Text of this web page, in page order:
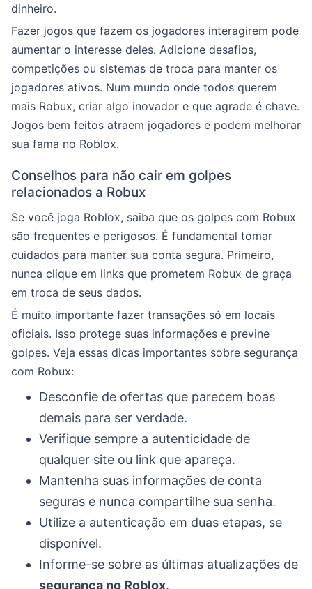
dinheiro.
Fazer jogos que fazem os jogadores interagirem pode
aumentar o interesse deles. Adicione desafios,
competições ou sistemas de troca para manter os
jogadores ativos. Num mundo onde todos querem
mais Robux, criar algo inovador e que agrade é chave.
Jogos bem feitos atraem jogadores e podem melhorar
sua fama no Roblox.
Conselhos para não cair em golpes
relacionados a Robux
Se você joga Roblox, saiba que os golpes com Robux
são frequentes e perigosos. É fundamental tomar
cuidados para manter sua conta segura. Primeiro,
nunca clique em links que prometem Robux de graça
em troca de seus dados.
É muito importante fazer transações só em locais
oficiais. Isso protege suas informações e previne
golpes. Veja essas dicas importantes sobre segurança
com Robux:
Desconfie de ofertas que parecem boas
demais para ser verdade.
Verifique sempre a autenticidade de
qualquer site ou link que apareça.
Mantenha suas informações de conta
seguras e nunca compartilhe sua senha.
Utilize a autenticação em duas etapas, se
disponível.
Informe-se sobre as últimas atualizações de
segurança no Roblox.